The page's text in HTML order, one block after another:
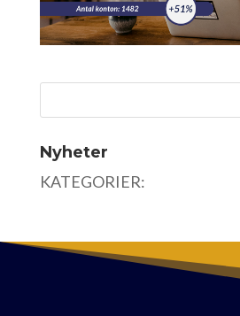
Nyheter
KATEGORIER: